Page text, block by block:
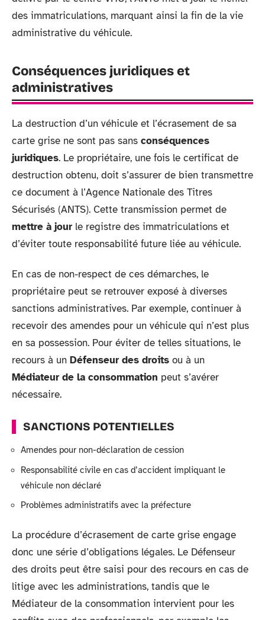
des immatriculations, marquant ainsi la fin de la vie
administrative du véhicule.
Conséquences juridiques et
administratives
La destruction d’un véhicule et l’écrasement de sa
carte grise ne sont pas sans conséquences
juridiques. Le propriétaire, une fois le certificat de
destruction obtenu, doit s’assurer de bien transmettre
ce document à l’Agence Nationale des Titres
Sécurisés (ANTS). Cette transmission permet de
mettre à jour le registre des immatriculations et
d’éviter toute responsabilité future liée au véhicule.
En cas de non-respect de ces démarches, le
propriétaire peut se retrouver exposé à diverses
sanctions administratives. Par exemple, continuer à
recevoir des amendes pour un véhicule qui n’est plus
en sa possession. Pour éviter de telles situations, le
recours à un Défenseur des droits ou à un
Médiateur de la consommation peut s’avérer
nécessaire.
SANCTIONS POTENTIELLES
Amendes pour non-déclaration de cession
Responsabilité civile en cas d’accident impliquant le
véhicule non déclaré
Problèmes administratifs avec la préfecture
La procédure d’écrasement de carte grise engage
donc une série d’obligations légales. Le Défenseur
des droits peut être saisi pour des recours en cas de
litige avec les administrations, tandis que le
Médiateur de la consommation intervient pour les